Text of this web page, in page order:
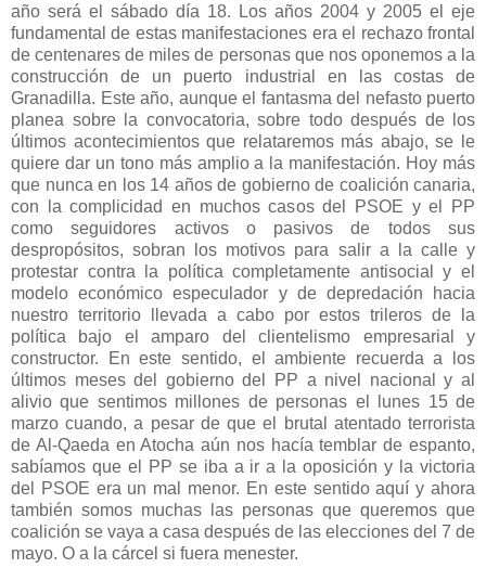
año será el sábado día 18. Los años 2004 y 2005 el eje
fundamental de estas manifestaciones era el rechazo frontal
de centenares de miles de personas que nos oponemos a la
construcción de un puerto industrial en las costas de
Granadilla. Este año, aunque el fantasma del nefasto puerto
planea sobre la convocatoria, sobre todo después de los
últimos acontecimientos que relataremos más abajo, se le
quiere dar un tono más amplio a la manifestación. Hoy más
que nunca en los 14 años de gobierno de coalición canaria,
con la complicidad en muchos casos del PSOE y el PP
como seguidores activos o pasivos de todos sus
despropósitos, sobran los motivos para salir a la calle y
protestar contra la política completamente antisocial y el
modelo económico especulador y de depredación hacia
nuestro territorio llevada a cabo por estos trileros de la
política bajo el amparo del clientelismo empresarial y
constructor. En este sentido, el ambiente recuerda a los
últimos meses del gobierno del PP a nivel nacional y al
alivio que sentimos millones de personas el lunes 15 de
marzo cuando, a pesar de que el brutal atentado terrorista
de Al-Qaeda en Atocha aún nos hacía temblar de espanto,
sabíamos que el PP se iba a ir a la oposición y la victoria
del PSOE era un mal menor. En este sentido aquí y ahora
también somos muchas las personas que queremos que
coalición se vaya a casa después de las elecciones del 7 de
mayo. O a la cárcel si fuera menester.